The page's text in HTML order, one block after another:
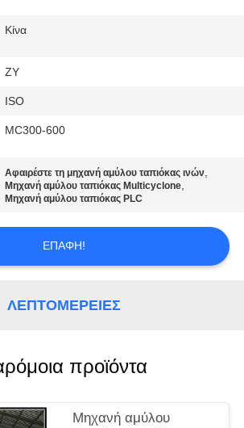
Κίνα
ZY
ISO
MC300-600
Αφαιρέστε τη μηχανή αμύλου ταπιόκας ινών,
Μηχανή αμύλου ταπιόκας Multicyclone,
Μηχανή αμύλου ταπιόκας PLC
ΕΠΑΦΉ!
ΛΕΠΤΟΜΈΡΕΙΕΣ
προϊόντα
Μηχανή αμύλου